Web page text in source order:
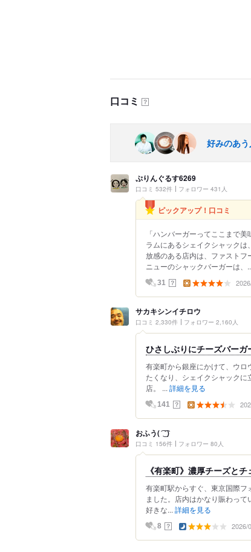
口コミ ？
好みのあ
ぷりんぐるす6269
口コミ 532件 フォロワー 431人
ピックアップ！口コミ
「ハンバーガーってここまで
ラムにあるシェイクシャック
放感のある店内は、ファストフ
ニューのシャックバーガーは、
31 ？
サカキシンイチロウ
口コミ 2,330件 フォロワー 2,160人
ひさしぶりにチーズバーガ
有楽町から銀座にかけて、ウロ
たくなり、シェイクシャック
店。 ... 詳細を見る
141 ？
おふう( ͡ ͜ ͡ )
口コミ 156件 フォロワー 80人
《有楽町》濃厚チーズと
有楽町駅からすぐ、東京国際
ました。店内はかなり賑わって
好きな... 詳細を見る
8 ？ 2026/